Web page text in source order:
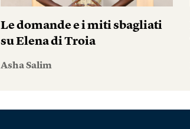
Le domande e i miti sbagliati
su Elena di Troia
Asha Salim